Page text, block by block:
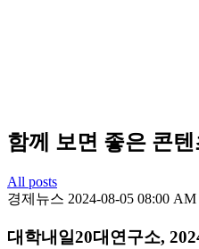
함께 보면 좋은 콘
All posts
경제뉴스 2024-08-05 08:00 AM
대학내일20대연구소,